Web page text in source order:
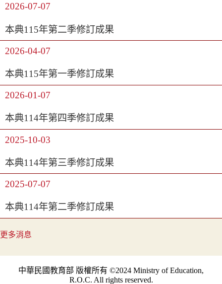
2026-07-07
本典115年第二季修訂成果
2026-04-07
本典115年第一季修訂成果
2026-01-07
本典114年第四季修訂成果
2025-10-03
本典114年第三季修訂成果
2025-07-07
本典114年第二季修訂成果
更多消息
中華民國教育部 版權所有 ©2024 Ministry of Education,
R.O.C. All rights reserved.